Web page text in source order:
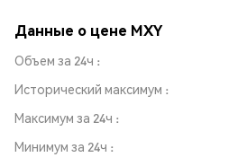
Данные о цене MXY
Объем за 24ч
Исторический максимум
Максимум за 24ч
Минимум за 24ч